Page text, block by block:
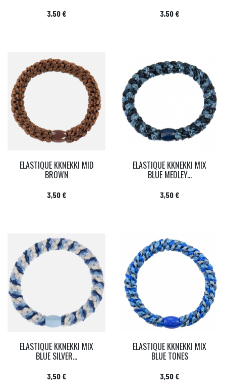
Prix
3,50 € Prix
3,50 €
ELASTIQUE KKNEKKI MID
BROWN
Prix
3,50 €
ELASTIQUE KKNEKKI MIX
BLUE MEDLEY...
Prix
3,50 €
ELASTIQUE KKNEKKI MIX
BLUE SILVER...
Prix
3,50 €
ELASTIQUE KKNEKKI MIX
BLUE TONES
Prix
3,50 €